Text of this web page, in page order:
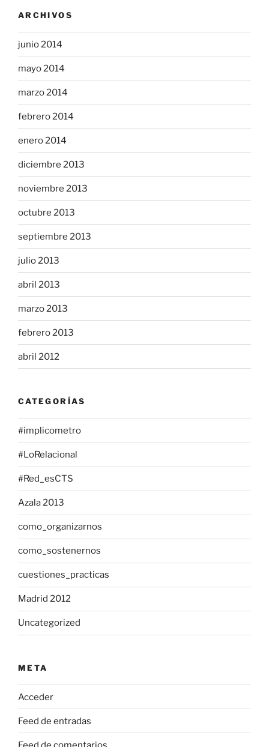
ARCHIVOS
junio 2014
mayo 2014
marzo 2014
febrero 2014
enero 2014
diciembre 2013
noviembre 2013
octubre 2013
septiembre 2013
julio 2013
abril 2013
marzo 2013
febrero 2013
abril 2012
CATEGORÍAS
#implicometro
#LoRelacional
#Red_esCTS
Azala 2013
como_organizarnos
como_sostenernos
cuestiones_practicas
Madrid 2012
Uncategorized
META
Acceder
Feed de entradas